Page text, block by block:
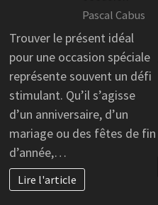
Pascal Cabus
Trouver le présent idéal
pour une occasion spéciale
représente souvent un défi
stimulant. Qu’il s’agisse
d’un anniversaire, d’un
mariage ou des fêtes de fin
d’année,…
Lire l'article